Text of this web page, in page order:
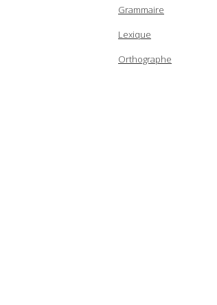
Grammaire
Lexique
Orthographe